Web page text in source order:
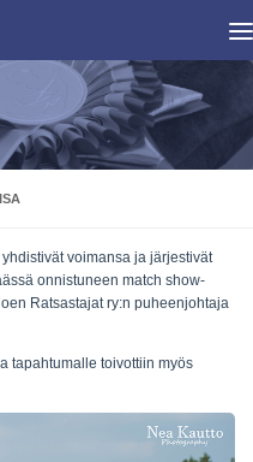
voimansa ja järjestivät
onnistuneen match show-
Ratsastajat ry:n puheenjohtaja
tapahtumalle toivottiin myös